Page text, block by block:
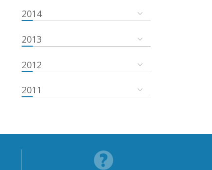
2014
2013
2012
2011